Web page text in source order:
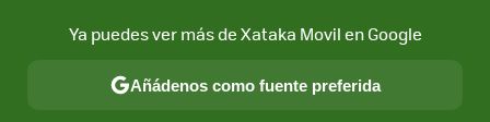
CONECTIVIDAD MÓVIL Y SOCIEDAD APLICACIONES
Ya puedes ver más de Xataka Movil en Google
Añádenos como fuente preferida